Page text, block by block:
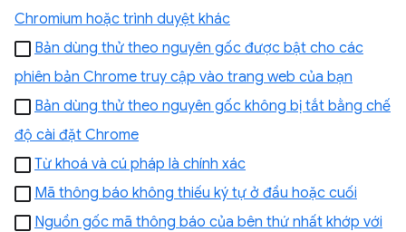
Chromium hoặc trình duyệt khác
Bản dùng thử theo nguyên gốc được bật cho các
phiên bản Chrome truy cập vào trang web của bạn
Bản dùng thử theo nguyên gốc không bị tắt bằng chế
độ cài đặt Chrome
Từ khoá và cú pháp là chính xác
Mã thông báo không thiếu ký tự ở đầu hoặc cuối
Nguồn gốc mã thông báo của bên thứ nhất khớp với